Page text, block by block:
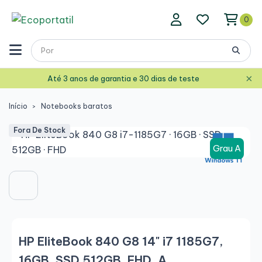
0
Até 3 anos de garantia e 30 dias de teste ×
Início Notebooks baratos
Grau A
Fora De Stock
HP EliteBook 840 G8 14" i7 1185G7,